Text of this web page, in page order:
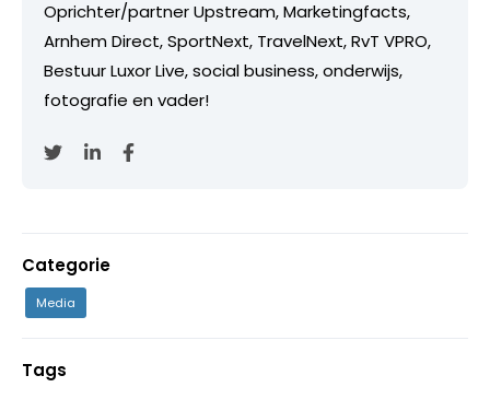
Oprichter/partner Upstream, Marketingfacts,
Arnhem Direct, SportNext, TravelNext, RvT VPRO,
Bestuur Luxor Live, social business, onderwijs,
fotografie en vader!
Categorie
Media
Tags